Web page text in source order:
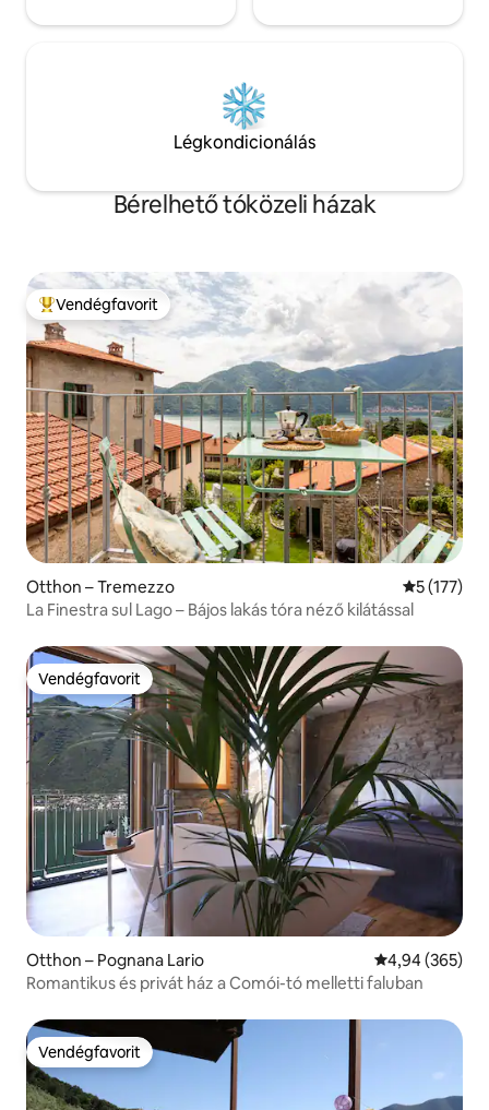
Légkondicionálás
Bérelhető tóközeli házak
Kiemelt vendégfavorit
Vendégfavorit
Otthon – Tremezzo Átlagos
5 (177)
La Finestra sul Lago – Bájos lakás tóra néző kilátással
Vendégfavorit
Vendégfavorit
Otthon – Pognana Lario Átlagos
4,94 (365)
Romantikus és privát ház a Comói-tó melletti faluban
Vendégfavorit
Vendégfavorit